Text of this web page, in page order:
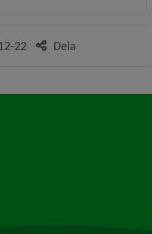
22 Dela
webbplats, öppnas i nytt